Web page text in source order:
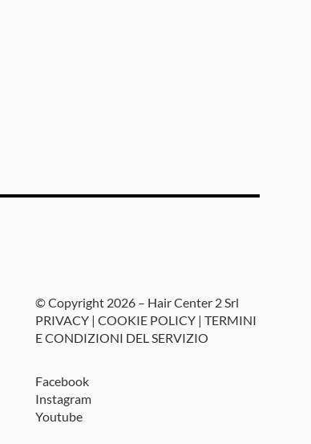
© Copyright 2026 – Hair Center 2 Srl
PRIVACY | COOKIE POLICY | TERMINI
E CONDIZIONI DEL SERVIZIO
Facebook
Instagram
Youtube